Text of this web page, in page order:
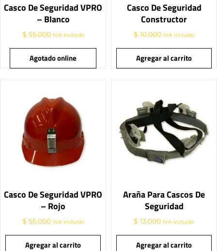
Casco De Seguridad VPRO
– Blanco
$ 55.000 IVA incluido
Agotado online
Casco De Seguridad
Constructor
$ 10.000 IVA incluido
Agregar al carrito
Casco De Seguridad VPRO
– Rojo
$ 55.000 IVA incluido
Agregar al carrito
Araña Para Cascos De
Seguridad
$ 13.000 IVA incluido
Agregar al carrito